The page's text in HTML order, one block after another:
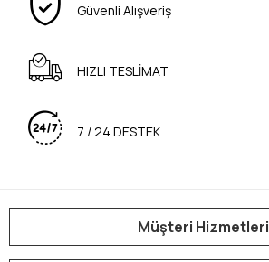
Güvenli Alışveriş
HIZLI TESLİMAT
7 / 24 DESTEK
Müşteri Hizmetleri